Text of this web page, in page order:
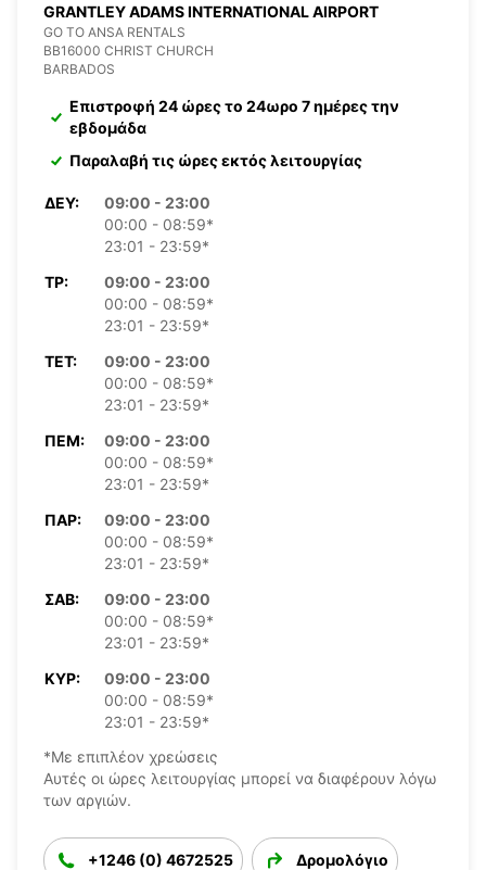
GRANTLEY ADAMS INTERNATIONAL AIRPORT
GO TO ANSA RENTALS
BB16000 CHRIST CHURCH
BARBADOS
Επιστροφή 24 ώρες το 24ωρο 7 ημέρες την
εβδομάδα
Παραλαβή τις ώρες εκτός λειτουργίας
ΔΕΥ:
09:00 - 23:00
00:00 - 08:59*
23:01 - 23:59*
ΤΡ:
09:00 - 23:00
00:00 - 08:59*
23:01 - 23:59*
ΤΕΤ:
09:00 - 23:00
00:00 - 08:59*
23:01 - 23:59*
ΠΈΜ:
09:00 - 23:00
00:00 - 08:59*
23:01 - 23:59*
ΠΑΡ:
09:00 - 23:00
00:00 - 08:59*
23:01 - 23:59*
ΣΆΒ:
09:00 - 23:00
00:00 - 08:59*
23:01 - 23:59*
ΚΥΡ:
09:00 - 23:00
00:00 - 08:59*
23:01 - 23:59*
*Με επιπλέον χρεώσεις
Αυτές οι ώρες λειτουργίας μπορεί να διαφέρουν λόγω
των αργιών.
+1246 (0) 4672525 Δρομολόγιο